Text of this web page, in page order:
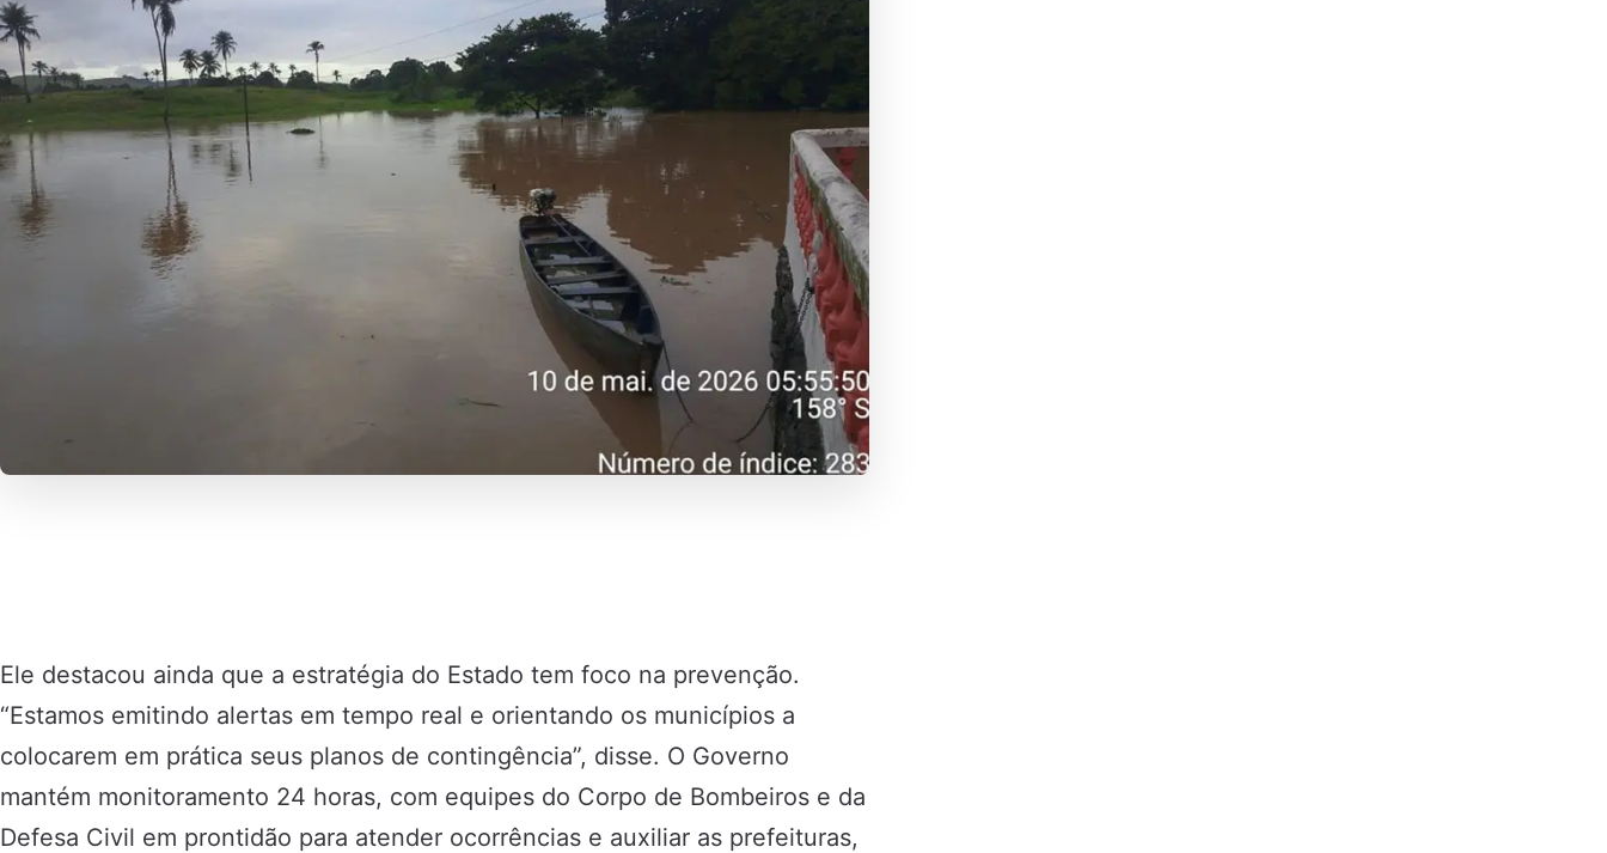
Ele destacou ainda que a estratégia do Estado tem foco na prevenção.
“Estamos emitindo alertas em tempo real e orientando os municípios a
colocarem em prática seus planos de contingência”, disse. O Governo
mantém monitoramento 24 horas, com equipes do Corpo de Bombeiros e da
Defesa Civil em prontidão para atender ocorrências e auxiliar as prefeituras,